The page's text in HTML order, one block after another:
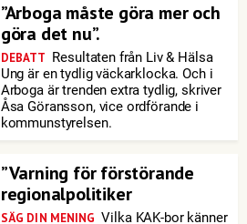
”Arboga måste göra mer och
göra det nu”.
DEBATT Resultaten från Liv & Hälsa
Ung är en tydlig väckarklocka. Och i
Arboga är trenden extra tydlig, skriver
Åsa Göransson, vice ordförande i
kommunstyrelsen.
”Varning för förstörande
regionalpolitiker
SÄG DIN MENING Vilka KAK-bor känner